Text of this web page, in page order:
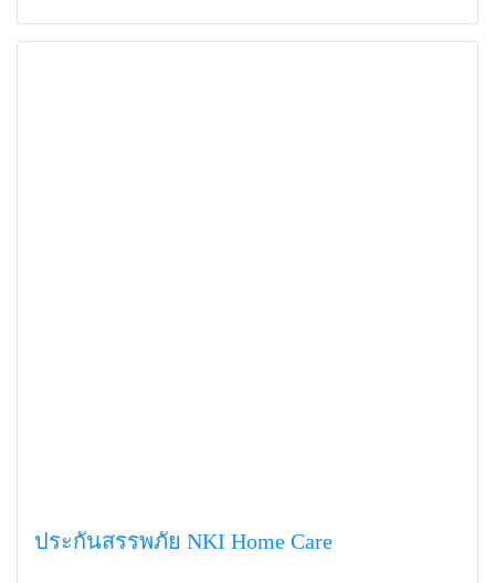
ประกันสรรพภัย NKI Home Care